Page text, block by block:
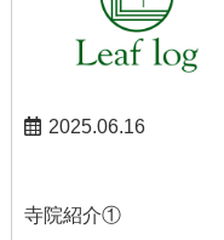
2025.06.16
寺院紹介①